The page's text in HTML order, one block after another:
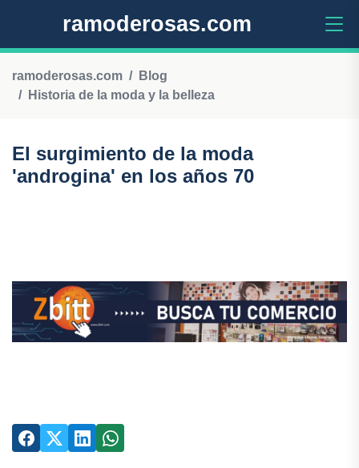
ramoderosas.com
ramoderosas.com
Blog
Historia de la moda y la belleza
El surgimiento de la moda
'androgina' en los años 70